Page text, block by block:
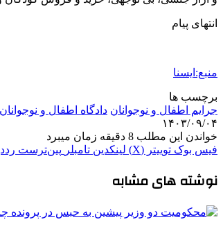
انتهای پیام
منبع:ایسنا
برچسب ها
جرایم اطفال و نوجوانان دادگاه اطفال و نوجوانان
۱۴۰۳/۰۹/۰۴
خواندن این مطلب 8 دقیقه زمان میبرد
فیس بوک توییتر (X) لینکدین ‫تامبلر ‫پین‌ترست
نوشته های مشابه